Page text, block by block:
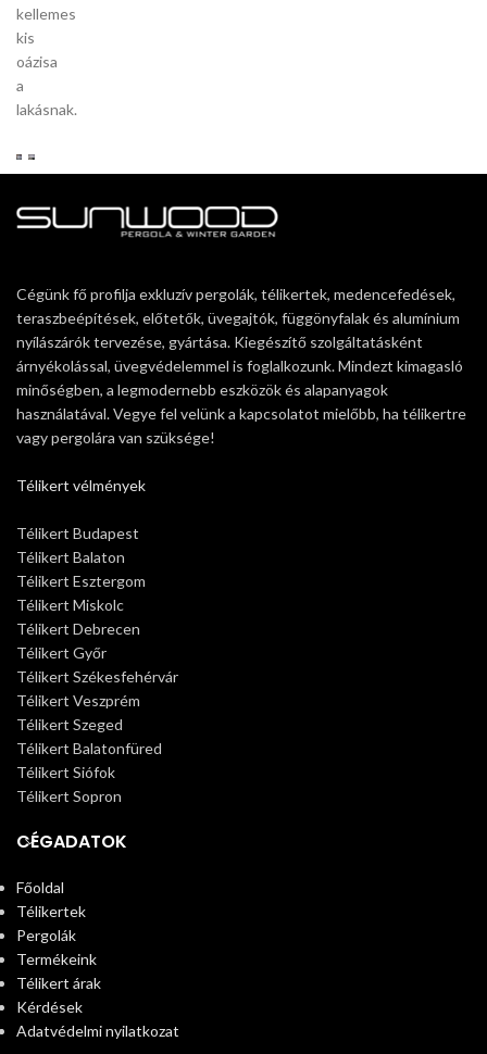
kellemes
kis
oázisa
a
lakásnak.
Cégünk fő profilja exkluzív pergolák, télikertek, medencefedések,
teraszbeépítések, előtetők, üvegajtók, függönyfalak és alumínium
nyílászárók tervezése, gyártása. Kiegészítő szolgáltatásként
árnyékolással, üvegvédelemmel is foglalkozunk. Mindezt kimagasló
minőségben, a legmodernebb eszközök és alapanyagok
használatával. Vegye fel velünk a kapcsolatot mielőbb, ha télikertre
vagy pergolára van szüksége!
Télikert vélmények
Télikert Budapest
Télikert Balaton
Télikert Esztergom
Télikert Miskolc
Télikert Debrecen
Télikert Győr
Télikert Székesfehérvár
Télikert Veszprém
Télikert Szeged
Télikert Balatonfüred
Télikert Siófok
Télikert Sopron
CÉGADATOK
Főoldal
Télikertek
Pergolák
Termékeink
Télikert árak
Kérdések
Adatvédelmi nyilatkozat